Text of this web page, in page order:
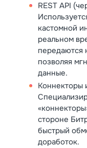
REST API
кастомной
реальном
передаются
позволяя
данные.
Коннекторы
стороне
быстрый
доработок.